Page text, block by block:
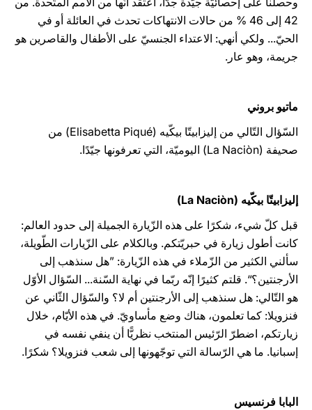
42 إلى 46 % من حالات الانتهاكات تحدث في العائلة أو في
الحيّ... ولكي أنهي: الاعتداء الجنسيّ على الأطفال والقاصرين هو
جريمة، وهو عار.
ماتيو بروني
السّؤال التّالي من إليزابيتّا بيكّيه (Elisabetta Piqué) من
صحيفة (La Naciòn) اليوميّة، التي تعرفونها جيّدًا.
إليزابيتّا بيكّيه (La Naciòn)
قبل كلّ شيء، شكرًا على هذه الزّيارة الجميلة إلى حدود العالم:
كانت أطول زيارة في حبريّتكم. وبالكلام على الزّيارات الطّويلة،
سألني الكثير من الزّملاء في هذه الزّيارة: ”هل سنذهب إلى
الأرجنتين؟“. قلتم كثيرًا إنّه ربّما في نهاية السّنة... السّؤال الأوّل
هو التّالي: هل سنذهب إلى الأرجنتين أم لا؟ والسّؤال الثّاني عن
فنزويلا: كما تعلمون، هناك وضع مأساويّ. في هذه الأيّام، خلال
زيارتكم، اضطرّ الرّئيس المنتخب نظريًّا أن ينفي نفسه في
إسبانيا. ما هي الرّسالة التي توجّهونها إلى شعب فنزويلا؟ شكرًا.
البابا فرنسيس